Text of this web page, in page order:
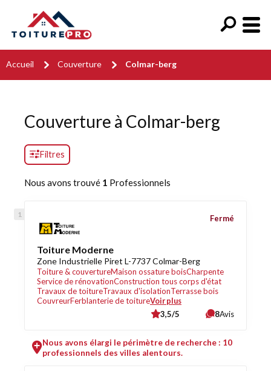
Accueil Couverture Colmar-berg
Couverture à Colmar-berg
Filtres
Nous avons trouvé 1 Professionnels
Toiture Moderne
Zone Industrielle Piret L-7737 Colmar-Berg
Toiture & couvertureMaison ossature boisCharpente
Service de rénovationConstruction tous corps d'état
Travaux de toitureTravaux d'isolationTerrasse bois
CouvreurFerblanterie de toitureVoir plus
Fermé
3,5/5 8Avis
Nous avons élargi le périmètre de recherche : 10
professionnels des villes alentours.